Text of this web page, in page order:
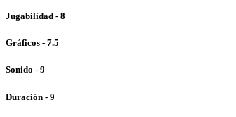
Jugabilidad - 8
Gráficos - 7.5
Sonido - 9
Duración - 9